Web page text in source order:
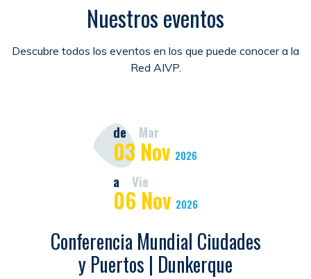
Nuestros eventos
Descubre todos los eventos en los que puede conocer a la
Red AIVP.
de Mar
03 Nov 2026
a Vie
06 Nov 2026
Conferencia Mundial Ciudades
y Puertos | Dunkerque